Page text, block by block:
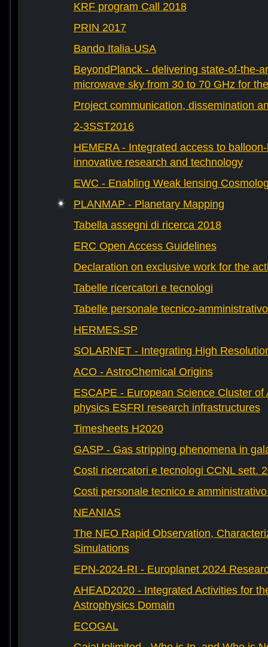
KRF program Call 2018
PRIN 2017
Bando Italia-USA
BeyondPlanck - delivering state-of-the-
microwave sky from 30 to 70 GHz for
Project communication, dissemination
2-3SST2016
HEMERA - Integrated access to
innovative research and technology
EWC - Enabling Weak lensing
PLANMAP - Planetary Mapping
Tabella assegni di ricerca 2018
ERC Open Access Guidelines
Declaration on exclusive work for the
Tabelle ricercatori e tecnologi
Tabelle personale tecnico-amministrativo
HERMES-SP
SOLARNET - Integrating High
ACO - AstroChemical Origins
ESCAPE - European Science Cluster of
physics ESFRI research infrastructures
Timesheets H2020
GASP - Gas stripping phenomena in
Costi ricercatori e tecnologi CCNL sett.
Costi personale tecnico e
NEANIAS
The NEO Rapid Observation,
Simulations
EPN-2024-RI - Europlanet 2024
AHEAD2020 - Integrated Activities for
Astrophysics Domain
ECOGAL